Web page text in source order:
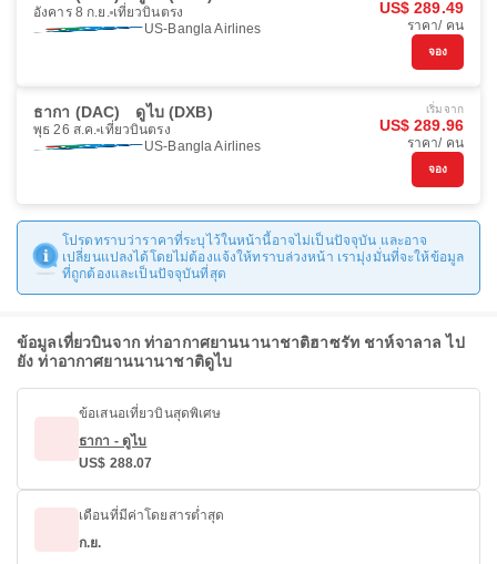
อังคาร 8 ก.ย. เที่ยวบินตรง
US-Bangla Airlines
US$ 289.49
ราคา/ คน
จอง
ธากา (DAC) ดูไบ (DXB)
พุธ 26 ส.ค. เที่ยวบินตรง
US-Bangla Airlines
เริ่มจาก
US$ 289.96
ราคา/ คน
จอง
โปรดทราบว่าราคาที่ระบุไว้ในหน้านี้อาจไม่เป็นปัจจุบัน และอาจ
เปลี่ยนแปลงได้โดยไม่ต้องแจ้งให้ทราบล่วงหน้า เรามุ่งมั่นที่จะให้ข้อมูล
ที่ถูกต้องและเป็นปัจจุบันที่สุด
ข้อมูลเที่ยวบินจาก ท่าอากาศยานนานาชาติฮาซรัท ชาห์จาลาล ไป
ยัง ท่าอากาศยานนานาชาติดูไบ
ข้อเสนอเที่ยวบินสุดพิเศษ
ธากา - ดูไบ
US$ 288.07
เดือนที่มีค่าโดยสารต่ำสุด
ก.ย.